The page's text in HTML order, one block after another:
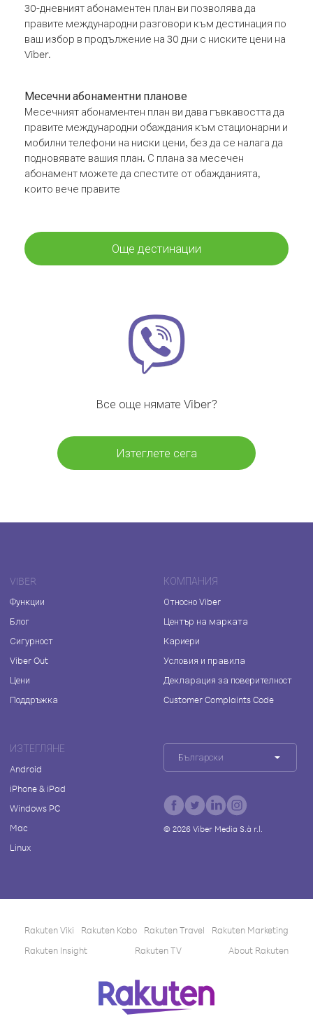
30-дневният абонаментен план ви позволява да
правите международни разговори към дестинация по
ваш избор в продължение на 30 дни с ниските цени на
Viber.
Месечни абонаментни планове
Месечният абонаментен план ви дава гъвкавостта да
правите международни обаждания към стационарни и
мобилни телефони на ниски цени, без да се налага да
подновявате вашия план. С плана за месечен
абонамент можете да спестите от обажданията,
които вече правите
Още дестинации
Все още нямате Viber?
Изтеглете сега
VIBER
Функции
Блог
Сигурност
Viber Out
Цени
Поддръжка
КОМПАНИЯ
Относно Viber
Център на марката
Кариери
Условия и правила
Декларация за поверителност
Customer Complaints Code
ИЗТЕГЛЯНЕ
Android
iPhone & iPad
Windows PC
Mac
Linux
Български
© 2026Viber Media S.à r.l.
Rakuten Viki Rakuten Kobo Rakuten Travel
Rakuten Marketing
Rakuten Insight
Rakuten TV About Rakuten